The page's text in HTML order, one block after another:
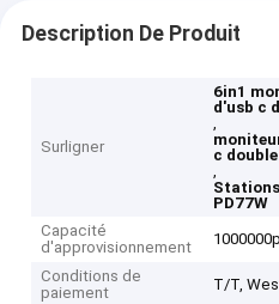
Description De Produit
Surligner
6in1
d'usb c
,
c double
,
PD77W
Capacité
d'approvisionnement
Conditions de
paiement
T/T,